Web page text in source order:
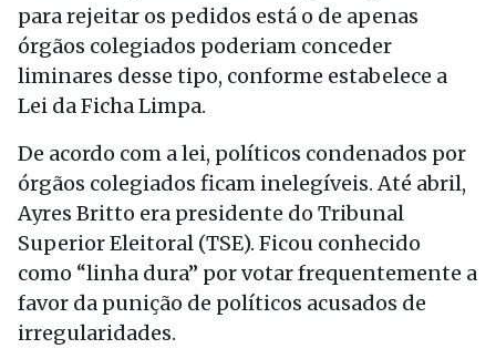
para rejeitar os pedidos está o de apenas
órgãos colegiados poderiam conceder
liminares desse tipo, conforme estabelece a
Lei da Ficha Limpa.
De acordo com a lei, políticos condenados por
órgãos colegiados ficam inelegíveis. Até abril,
Ayres Britto era presidente do Tribunal
Superior Eleitoral (TSE). Ficou conhecido
como “linha dura” por votar frequentemente a
favor da punição de políticos acusados de
irregularidades.